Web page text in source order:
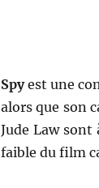
Spyest une
alors que son
Jude Law sont
faible du film